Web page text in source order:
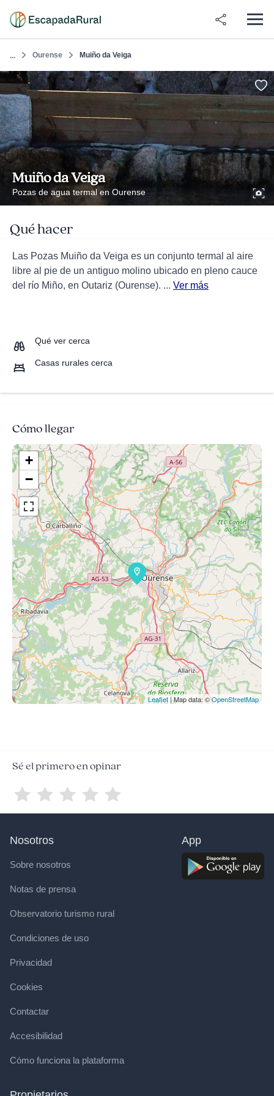
... Ourense Muiño da Veiga
Muiño da Veiga
Pozas de agua termal en Ourense
Qué hacer
Las Pozas Muiño da Veiga es un conjunto termal al aire
libre al pie de un antiguo molino ubicado en pleno cauce
del río Miño, en Outariz (Ourense). ... Ver más
Qué ver cerca
Casas rurales cerca
Cómo llegar
+
−
Leaflet | Map data: ©OpenStreetMap
Sé el primero en opinar
Nosotros
Sobre nosotros
Notas de prensa
Observatorio turismo rural
Condiciones de uso
Privacidad
Cookies
Contactar
Accesibilidad
Cómo funciona la plataforma
App